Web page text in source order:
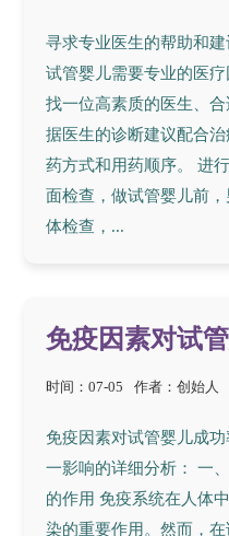
寻求专业医生的帮助和
试管婴儿需要专业的医
找一位高素质的医生、
据医生的诊断建议配合
药方式和用药顺序。 进
面检查，做试管婴儿前
体检查，...
免疫因素对试
时间：07-05 作者：创始人
免疫因素对试管婴儿成
一影响的详细分析： 一
的作用 免疫系统在人体
染的重要作用。然而，